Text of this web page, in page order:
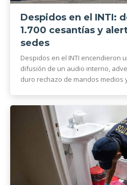
Despidos en el INTI:
1.700 cesantías y
sedes
Despidos en el INTI encendieron
difusión de un audio interno,
duro rechazo de mandos medios